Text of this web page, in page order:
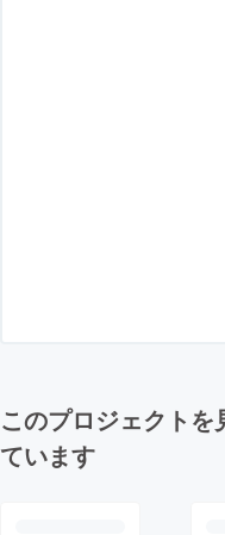
このプロジェクト
ています